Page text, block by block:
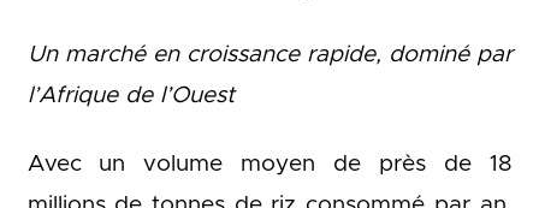
Un marché en croissance rapide, dominé par
l’Afrique de l’Ouest
Avec un volume moyen de près de 18